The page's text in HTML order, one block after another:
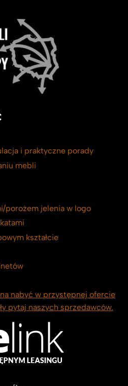
i praktyczne porady
mebli
porożem jelenia w logo
kształcie
nabyć w przystępnej ofercie
pytaj naszych sprzedawców.